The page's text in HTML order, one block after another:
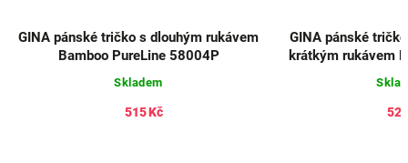
tričko s dlouhým rukávem
PureLine 58004P
GINA pánské tričko pánské
krátkým rukávem ECO Bamboo